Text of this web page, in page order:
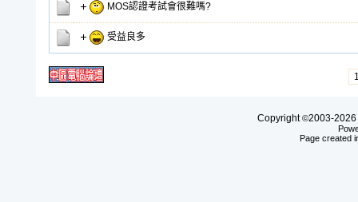
MOS認證考試會很難嗎?
受益良多
Copyright©2003-2026
Page created